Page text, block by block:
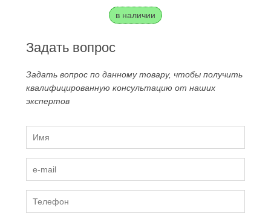
в наличии
Задать вопрос
Задать вопрос по данному товару, чтобы получить
квалифицированную консультацию от наших
экспертов